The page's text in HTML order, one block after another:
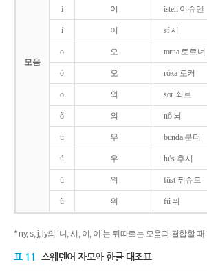
모음
i 이 isten 이슈텐
í 이 sí 시
o 오 torna 토르너
ó 오 róka 로커
ö 외 sör 쇠르
ő 외 nő 뇌
u 우 bunda 분더
ú 우 hús 후시
ü 위 füst 퓌슈트
ű 위 fű 퓌
* ny, s, j, ly의 ‘니, 시, 이, 이’는 뒤따르는 모음과 결합할
표 11 스웨덴어 자모와 한글 대조표